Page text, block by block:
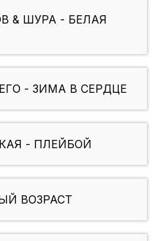
& ШУРА - БЕЛАЯ
- ЗИМА В СЕРДЦЕ
- ПЛЕЙБОЙ
ВОЗРАСТ